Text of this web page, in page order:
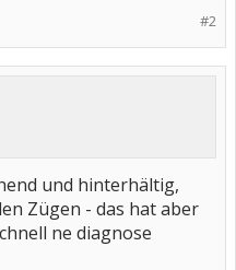
#2
und hinterhältig,
Zügen - das hat aber
ne diagnose